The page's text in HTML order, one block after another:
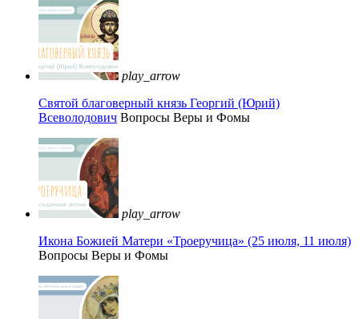
play_arrow
Святой благоверный князь Георгий (Юрий)
Всеволодович Вопросы Веры и Фомы
play_arrow
Икона Божией Матери «Троеручица» (25 июля, 11 июля)
Вопросы Веры и Фомы